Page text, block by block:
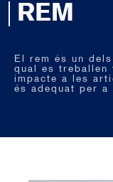
REM
El rem és un
qual es treballen
impacte a les
és adequat per a